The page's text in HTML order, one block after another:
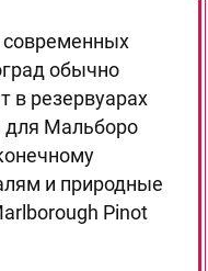
современных
обычно
в резервуарах
для Мальборо
и природные
Pinot